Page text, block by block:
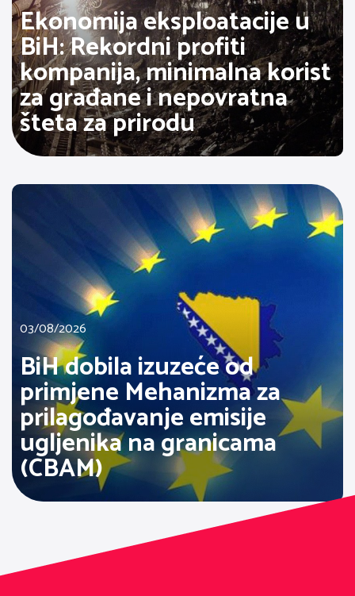
Ekonomija eksploatacije u
BiH: Rekordni profiti
kompanija, minimalna korist
za građane i nepovratna
šteta za prirodu
03/08/2026
BiH dobila izuzeće od
primjene Mehanizma za
prilagođavanje emisije
ugljenika na granicama
(CBAM)